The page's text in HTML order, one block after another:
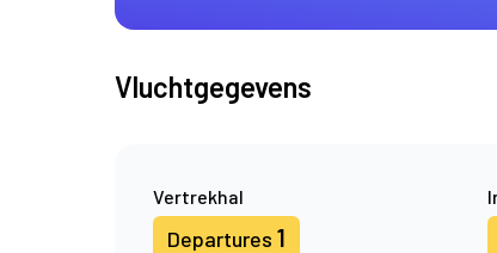
Vluchtgegevens
Vertrekhal
Departures 1